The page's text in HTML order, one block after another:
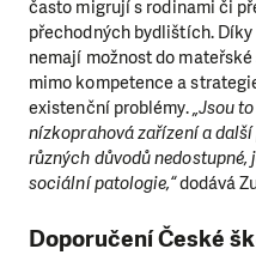
často migrují s rodinami či
přechodných bydlištích.
nemají možnost do
mimo kompetence a
existenční problémy.„Jsou
nízkoprahová zařízení a
různých důvodů
sociální patologie,“dodává
Doporučení České